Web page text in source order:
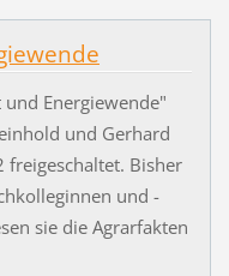
Energiewende"
und Gerhard
freigeschaltet. Bisher
und -
sie die Agrarfakten